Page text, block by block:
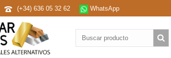
(+34) 636 05 32 62 WhatsApp
Buscar
producto: